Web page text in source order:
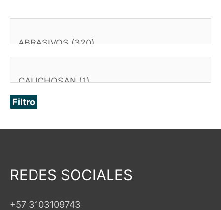
Filtro
REDES SOCIALES
+57 3103109743